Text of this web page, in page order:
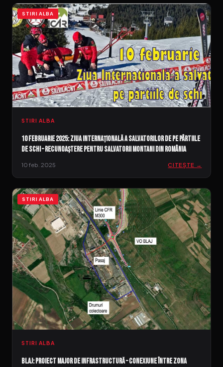
STIRI ALBA
STIRI ALBA
10 februarie 2025: Ziua Internațională a Salvatorilor de pe Pârtiile
de Schi – Recunoaștere pentru salvatorii montani din România
10 feb. 2025 CITEȘTE →
STIRI ALBA
STIRI ALBA
Blaj: Proiect major de infrastructură – Conexiune între zona